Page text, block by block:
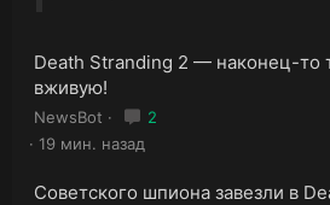
Death Stranding 2 — наконец-то
вживую!
NewsBot
2
19 мин. назад
Cоветского шпиона завезли в